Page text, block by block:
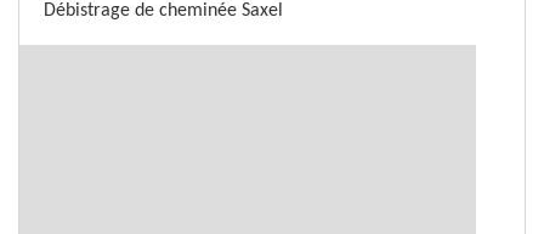
Débistrage de cheminée Saxel